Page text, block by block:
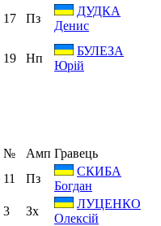
17 Пз
ДУДКА
Денис
19 Нп
БУЛЕЗА
Юрій
№ Амп Гравець
11 Пз
СКИБА
Богдан
3 Зх
ЛУЦЕНКО
Олексій